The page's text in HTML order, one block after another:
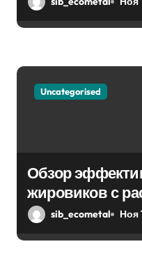
Uncategorised
Обзор
жировиков с
эффектом
sib_ecometal Ноя